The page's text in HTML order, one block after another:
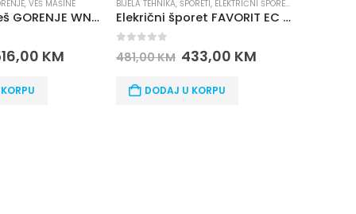
,ELEKTRIČNI ŠPORETI BRENDOVI,FAVORIT ELECTRONICS
Elekrični šporet FAVORIT EC 640 WWFT
KM
BIJELA TEHNIKA, UGRADNA TEHNIKA, UGRADNE PLOČE
Ugradna ploča BEKO HIC 64400 E
367,00KM 330,00KM
DODAJ U KORPU